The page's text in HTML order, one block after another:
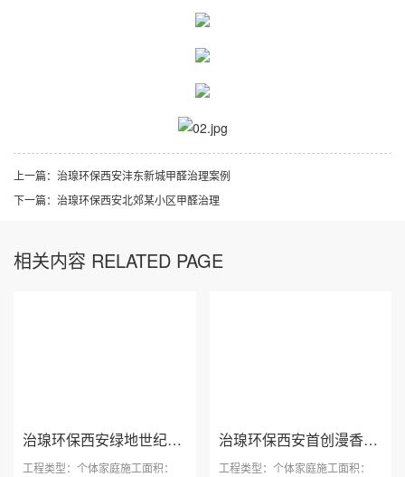
上一篇： 治瑔环保西安沣东新城甲醛治理案例
下一篇： 治瑔环保西安北郊某小区甲醛治理
相关内容 RELATED PAGE
治瑔环保西安绿地世纪城小区甲醛治理
工程类型：个体家庭施工面积：
治瑔环保西安首创漫香郡小区甲醛治理
工程类型：个体家庭施工面积：